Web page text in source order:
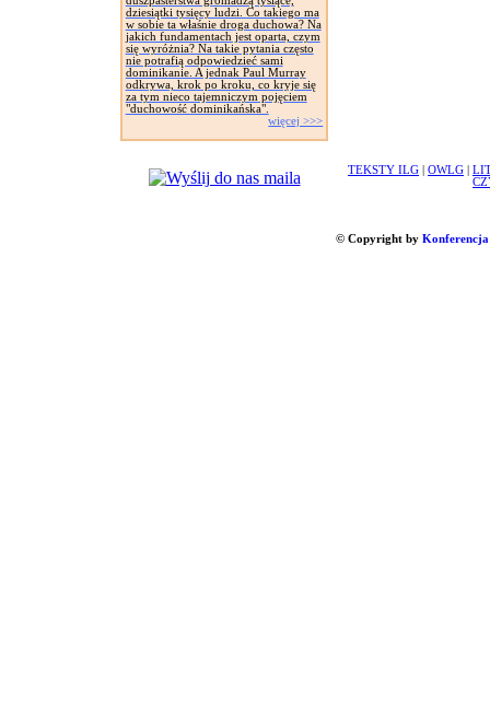
dziesiątki tysięcy ludzi. Co takiego ma
w sobie ta właśnie droga duchowa? Na
jakich fundamentach jest oparta, czym
się wyróżnia? Na takie pytania często
nie potrafią odpowiedzieć sami
dominikanie. A jednak Paul Murray
odkrywa, krok po kroku, co kryje się
za tym nieco tajemniczym pojęciem
"duchowość dominikańska".
więcej >>>
TEKSTY ILG OWLG
© Copyright by Konferencja